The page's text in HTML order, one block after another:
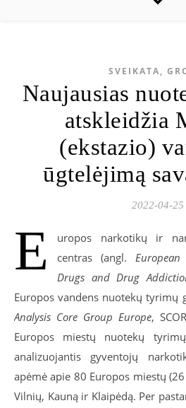
SVEIKATA,
Naujausias
atskleidžia
(ekstazio)
ūgtelėjimą
2022-04-25
E
uropos narkotikų ir
centras (angl.
Drugs and Drug
Europos vandens nuotekų tyrimų
Analysis Core Group Europe,
Europos miestų nuotekų
analizuojantis gyventojų
apėmė apie 80 Europos miestų
Vilnių, Kauną ir Klaipėdą. Per